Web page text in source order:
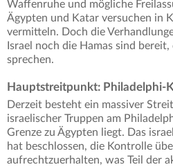
Waffenruhe und mögliche
Ägypten und Katar versuchen in
vermitteln. Doch die
Israel noch die Hamas sind
sprechen.
Hauptstreitpunkt: Philadelphi-
Derzeit besteht ein massiver
israelischer Truppen am
Grenze zu Ägypten liegt. Das
hat beschlossen, die Kontrolle
aufrechtzuerhalten, was Teil der